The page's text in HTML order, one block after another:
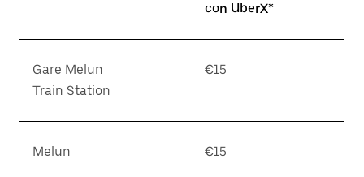
con UberX*
Gare Melun
Train Station
€15
Melun €15